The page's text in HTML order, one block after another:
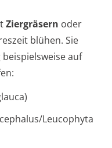
Ziergräsern oder
blühen. Sie
auf
Leucophyta